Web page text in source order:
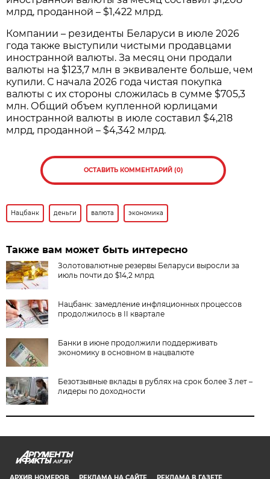
млрд, проданной – $1,422 млрд.
Компании – резиденты Беларуси в июле 2026
года также выступили чистыми продавцами
иностранной валюты. За месяц они продали
валюты на $123,7 млн в эквиваленте больше, чем
купили. С начала 2026 года чистая покупка
валюты с их стороны сложилась в сумме $705,3
млн. Общий объем купленной юрлицами
иностранной валюты в июле составил $4,218
млрд, проданной – $4,342 млрд.
ОСТАВИТЬ КОММЕНТАРИЙ (0)
Нацбанк деньги валюта экономика
Также вам может быть интересно
Золотовалютные резервы Беларуси выросли за
июль почти до $14,2 млрд
Нацбанк: замедление инфляционных процессов
продолжилось в II квартале
Банки в июне продолжили поддерживать
экономику в основном в нацвалюте
Безотзывные вклады в рублях на срок более 3 лет –
лидеры по доходности
AIF.BY
АРХИВ НОМЕРОВ РЕКЛАМА НА САЙТЕ РЕКЛАМА В ГАЗЕТЕ